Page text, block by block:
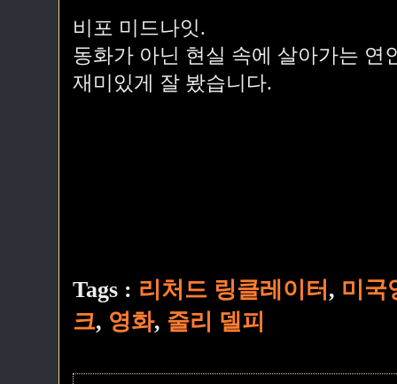
비포 미드나잇.
동화가 아닌 현실 속에 살아가는 연
재미있게 잘 봤습니다.
Tags : 리처드 링클레이터 , 미국
크, 영화, 줄리 델피